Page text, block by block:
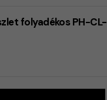
folyadékos PH-CL-